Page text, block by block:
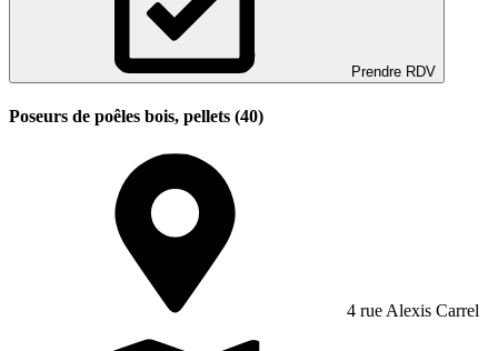
Prendre RDV
Poseurs de poêles bois, pellets (40)
4 rue Alexis Carrel